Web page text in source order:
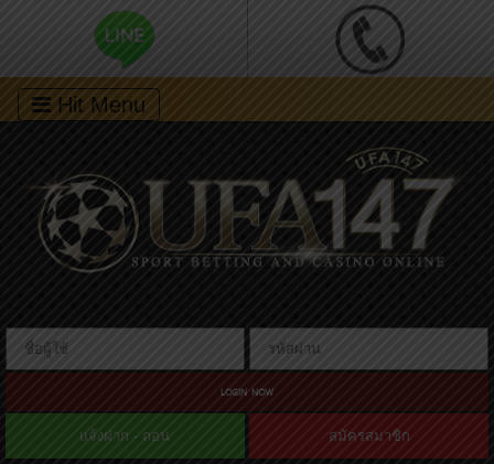
Hit Menu
LOGIN NOW
แจ้งฝาก - ถอน สมัครสมาชิก